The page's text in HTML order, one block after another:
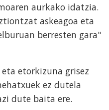
aurkako idatzia.
askeagoa eta
berresten gara"
etorkizuna grisez
ez dutela
dute baita ere.